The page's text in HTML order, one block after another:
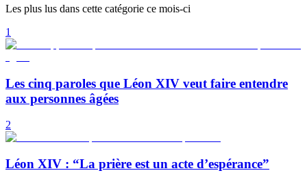
Les plus lus dans cette catégorie ce mois-ci
1
Les cinq paroles que Léon XIV veut faire entendre
aux personnes âgées
2
Léon XIV : “La prière est un acte d’espérance”